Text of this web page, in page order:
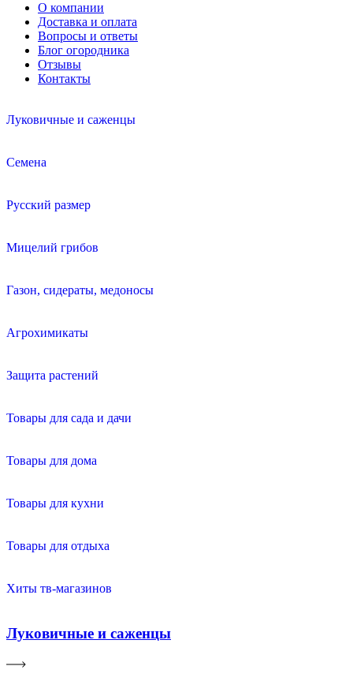
О компании
Доставка и оплата
Вопросы и ответы
Блог огородника
Отзывы
Контакты
Луковичные и саженцы
Семена
Русский размер
Мицелий грибов
Газон, сидераты, медоносы
Агрохимикаты
Защита растений
Товары для сада и дачи
Товары для дома
Товары для кухни
Товары для отдыха
Хиты тв-магазинов
Луковичные и саженцы